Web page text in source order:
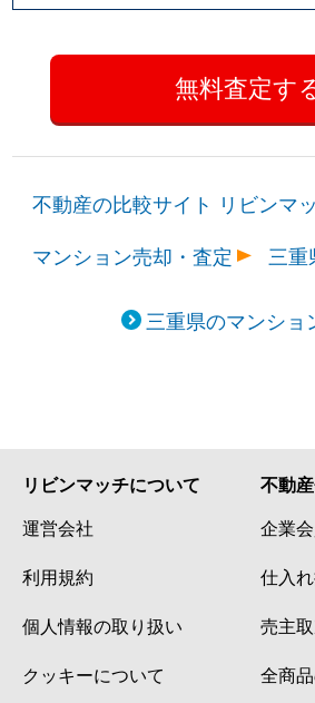
不動産の比較サイト リビンマ
マンション売却・査定
三重
三重県のマンショ
リビンマッチについて
運営会社
利用規約
個人情報の取り扱い
クッキーについて
不動
企業
仕入
売主
全商